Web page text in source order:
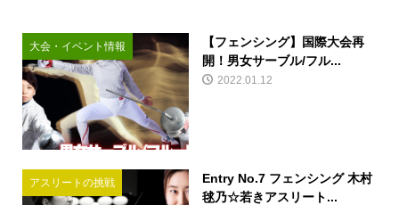
大会・イベント情報
【フェンシング】国際大会再
開！男女サーブル/フル...
2022.01.12
アスリートの挑戦
Entry No.7 フェンシング 木村
毬乃☆若きアスリート...